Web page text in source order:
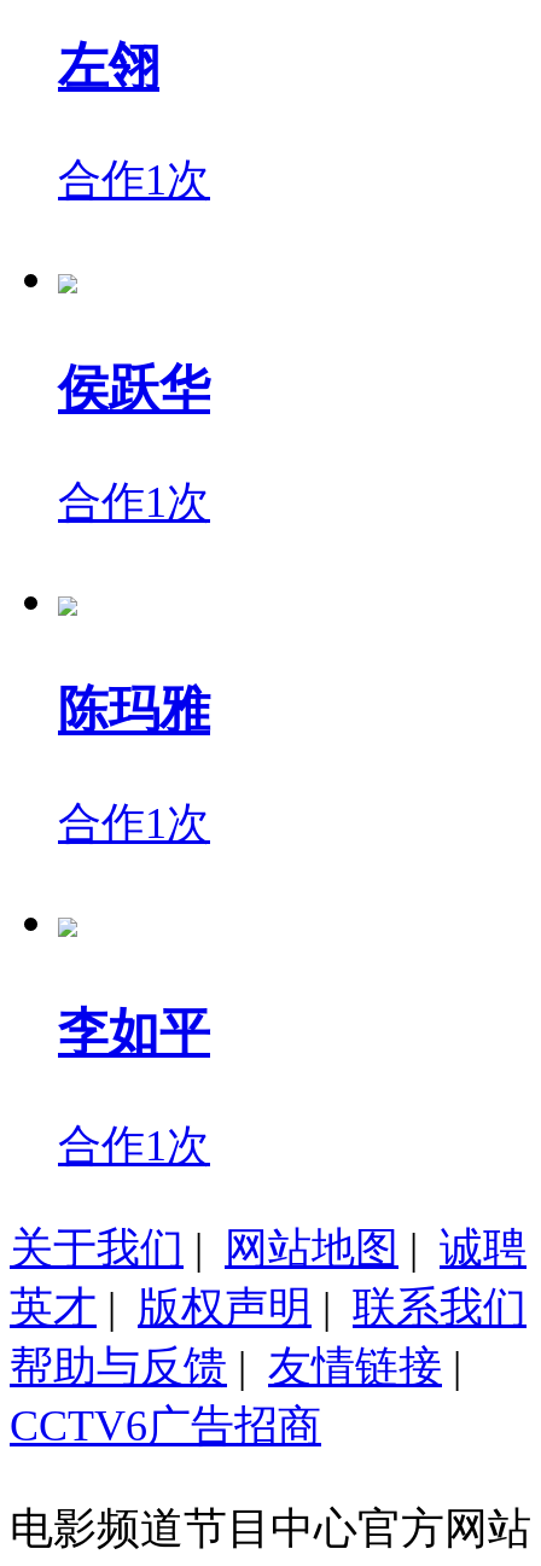
左翎
合作1次
侯跃华
合作1次
陈玛雅
合作1次
李如平
合作1次
关于我们 | 网站地图 | 诚聘
英才 | 版权声明 | 联系我们
帮助与反馈 | 友情链接 |
CCTV6广告招商
电影频道节目中心官方网站